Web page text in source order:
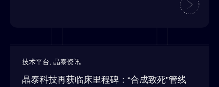
技术平台, 晶泰资讯
晶泰科技再获临床里程碑：“合成致死”管线